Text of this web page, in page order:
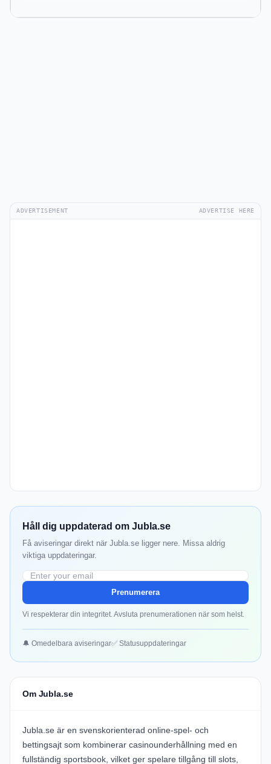
ADVERTISEMENT ADVERTISE HERE
Håll dig uppdaterad om Jubla.se
Få aviseringar direkt när Jubla.se ligger nere. Missa aldrig
viktiga uppdateringar.
Prenumerera
Vi respekterar din integritet. Avsluta prenumerationen när som helst.
🔔 Omedelbara aviseringar✅ Statusuppdateringar
Om Jubla.se
Jubla.se är en svenskorienterad online-spel- och
bettingsajt som kombinerar casinounderhållning med en
fullständig sportsbook, vilket ger spelare tillgång till slots,